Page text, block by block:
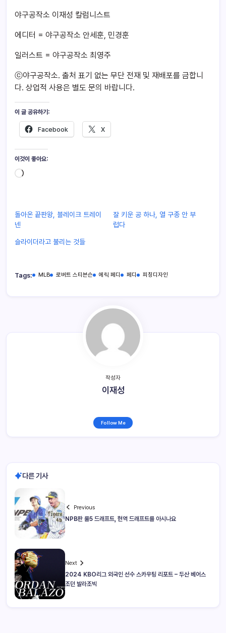
야구공작소 이재성 칼럼니스트
에디터 = 야구공작소 안세훈, 민경훈
일러스트 = 야구공작소 최영주
ⓒ야구공작소. 출처 표기 없는 무단 전재 및 재배포를 금합니
다. 상업적 사용은 별도 문의 바랍니다.
이 글 공유하기:
Facebook X
이것이 좋아요:
돌아온 끝판왕, 블레이크 트레이
넨
잘 키운 공 하나, 열 구종 안 부
럽다
슬라이더라고 불리는 것들
Tags: MLB 로버트 스티븐슨 에릭 페디 페디 피칭디자인
작성자
이재성
Follow Me
다른 기사
Previous
NPB판 룰5 드래프트, 현역 드래프트를 아시나요
Next
2024 KBO리그 외국인 선수 스카우팅 리포트 – 두산 베어스
조던 발라조빅